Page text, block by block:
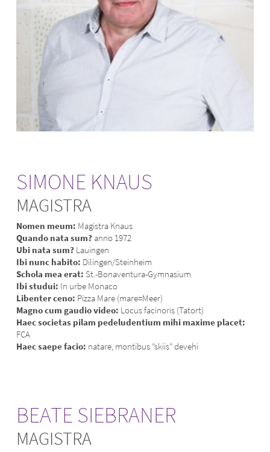
SIMONE KNAUS
MAGISTRA
Nomen meum: Magistra Knaus
Quando nata sum? anno 1972
Ubi nata sum? Lauingen
Ibi nunc habito: Dilingen/Steinheim
Schola mea erat: St.-Bonaventura-Gymnasium
Ibi studui: In urbe Monaco
Libenter ceno: Pizza Mare (mare=Meer)
Magno cum gaudio video: Locus facinoris (Tatort)
Haec societas pilam pedeludentium mihi maxime placet:
FCA
Haec saepe facio: natare, montibus ”skiis” devehi
BEATE SIEBRANER
MAGISTRA